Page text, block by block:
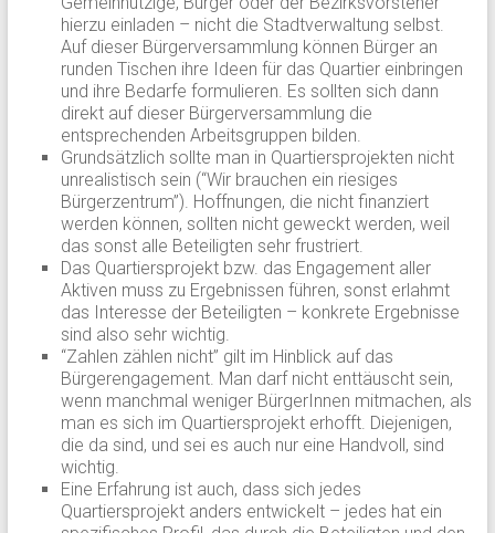
hierzu einladen – nicht die Stadtverwaltung selbst.
Auf dieser Bürgerversammlung können Bürger an
runden Tischen ihre Ideen für das Quartier einbringen
und ihre Bedarfe formulieren. Es sollten sich dann
direkt auf dieser Bürgerversammlung die
entsprechenden Arbeitsgruppen bilden.
Grundsätzlich sollte man in Quartiersprojekten nicht
unrealistisch sein (“Wir brauchen ein riesiges
Bürgerzentrum”). Hoffnungen, die nicht finanziert
werden können, sollten nicht geweckt werden, weil
das sonst alle Beteiligten sehr frustriert.
Das Quartiersprojekt bzw. das Engagement aller
Aktiven muss zu Ergebnissen führen, sonst erlahmt
das Interesse der Beteiligten – konkrete Ergebnisse
sind also sehr wichtig.
“Zahlen zählen nicht” gilt im Hinblick auf das
Bürgerengagement. Man darf nicht enttäuscht sein,
wenn manchmal weniger BürgerInnen mitmachen, als
man es sich im Quartiersprojekt erhofft. Diejenigen,
die da sind, und sei es auch nur eine Handvoll, sind
wichtig.
Eine Erfahrung ist auch, dass sich jedes
Quartiersprojekt anders entwickelt – jedes hat ein